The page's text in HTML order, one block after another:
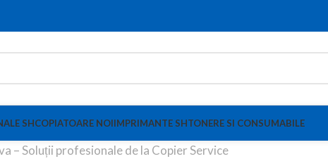
SHCOPIATOARE NOIIMPRIMANTE SHTONERE SI CONSUMABILE
– Soluții profesionale de la Copier Service